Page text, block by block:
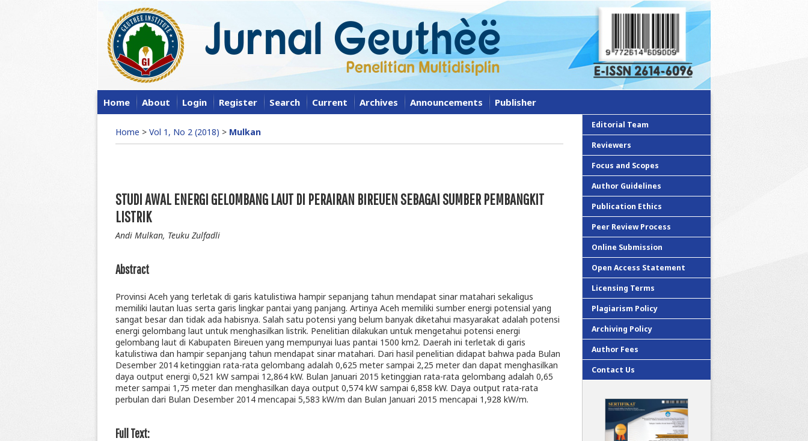
Editorial Team
Reviewers
Focus and Scopes
Author Guidelines
Publication Ethics
Peer Review Process
Online Submission
Open Access Statement
Licensing Terms
Plagiarism Policy
Archiving Policy
Author Fees
Contact Us
Home About Login Register Search Current Archives Announcements Publisher
Home > Vol 1, No 2 (2018) > Mulkan
STUDI AWAL ENERGI GELOMBANG LAUT DI PERAIRAN BIREUEN SEBAGAI SUMBER PEMBANGKIT
LISTRIK
Andi Mulkan, Teuku Zulfadli
Abstract
Provinsi Aceh yang terletak di garis katulistiwa hampir sepanjang tahun mendapat sinar matahari sekaligus
memiliki lautan luas serta garis lingkar pantai yang panjang. Artinya Aceh memiliki sumber energi potensial yang
sangat besar dan tidak ada habisnya. Salah satu potensi yang belum banyak diketahui masyarakat adalah potensi
energi gelombang laut untuk menghasilkan listrik. Penelitian dilakukan untuk mengetahui potensi energi
gelombang laut di Kabupaten Bireuen yang mempunyai luas pantai 1500 km2. Daerah ini terletak di garis
katulistiwa dan hampir sepanjang tahun mendapat sinar matahari. Dari hasil penelitian didapat bahwa pada Bulan
Desember 2014 ketinggian rata-rata gelombang adalah 0,625 meter sampai 2,25 meter dan dapat menghasilkan
daya output energi 0,521 kW sampai 12,864 kW. Bulan Januari 2015 ketinggian rata-rata gelombang adalah 0,65
meter sampai 1,75 meter dan menghasilkan daya output 0,574 kW sampai 6,858 kW. Daya output rata-rata
perbulan dari Bulan Desember 2014 mencapai 5,583 kW/m dan Bulan Januari 2015 mencapai 1,928 kW/m.
Full Text: